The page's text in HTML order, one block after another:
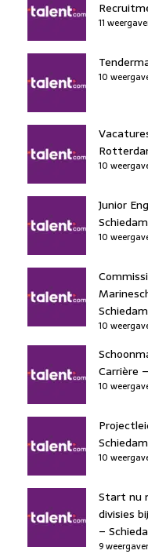
11
10
10
Junior
Schiedam
10
Schiedam
10
Carrière
10
Schiedam
10
Start nu
divisies
–
9